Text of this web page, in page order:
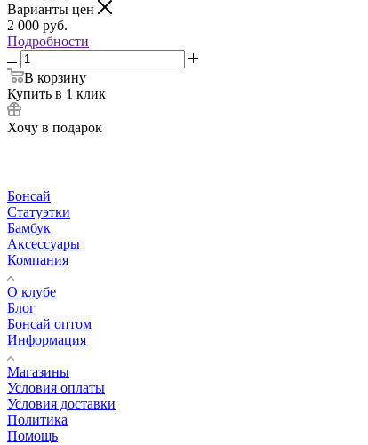
Варианты цен
2 000 руб.
Подробности
В корзину
Купить в 1 клик
Хочу в подарок
Бонсай
Статуэтки
Бамбук
Аксессуары
Компания
О клубе
Блог
Бонсай оптом
Информация
Магазины
Условия оплаты
Условия доставки
Политика
Помощь